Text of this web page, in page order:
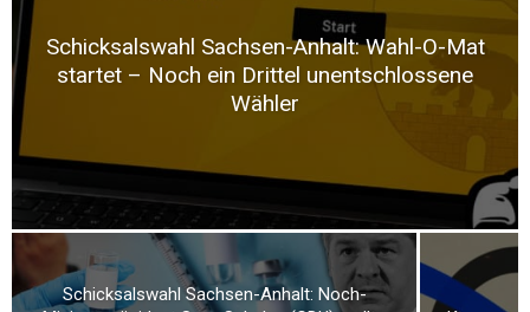
Schicksalswahl Sachsen-Anhalt: Wahl-O-Mat
startet – Noch ein Drittel unentschlossene
Wähler
Schicksalswahl Sachsen-Anhalt: Noch-